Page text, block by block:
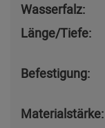
Wasserfalz:
Länge/Tiefe:
Befestigung:
Materialstärke: